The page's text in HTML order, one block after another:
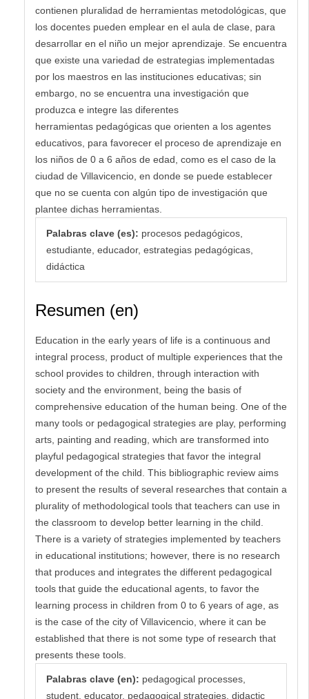
contienen pluralidad de herramientas metodológicas, que
los docentes pueden emplear en el aula de clase, para
desarrollar en el niño un mejor aprendizaje. Se encuentra
que existe una variedad de estrategias implementadas
por los maestros en las instituciones educativas; sin
embargo, no se encuentra una investigación que
produzca e integre las diferentes
herramientas pedagógicas que orienten a los agentes
educativos, para favorecer el proceso de aprendizaje en
los niños de 0 a 6 años de edad, como es el caso de la
ciudad de Villavicencio, en donde se puede establecer
que no se cuenta con algún tipo de investigación que
plantee dichas herramientas.
Palabras clave (es): procesos pedagógicos,
estudiante, educador, estrategias pedagógicas,
didáctica
Resumen (en)
Education in the early years of life is a continuous and
integral process, product of multiple experiences that the
school provides to children, through interaction with
society and the environment, being the basis of
comprehensive education of the human being. One of the
many tools or pedagogical strategies are play, performing
arts, painting and reading, which are transformed into
playful pedagogical strategies that favor the integral
development of the child. This bibliographic review aims
to present the results of several researches that contain a
plurality of methodological tools that teachers can use in
the classroom to develop better learning in the child.
There is a variety of strategies implemented by teachers
in educational institutions; however, there is no research
that produces and integrates the different pedagogical
tools that guide the educational agents, to favor the
learning process in children from 0 to 6 years of age, as
is the case of the city of Villavicencio, where it can be
established that there is not some type of research that
presents these tools.
Palabras clave (en): pedagogical processes,
student, educator, pedagogical strategies, didactic